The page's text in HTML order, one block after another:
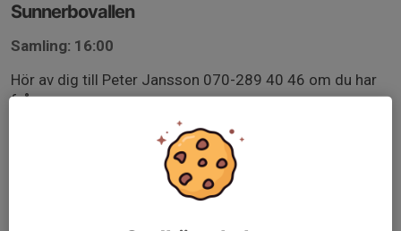
Sunnerbovallen
Samling: 16:00
Hör av dig till Peter Jansson 070-289 40 46 om du har
frågor